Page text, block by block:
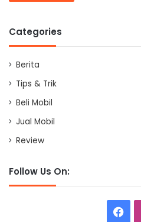
Categories
Berita
Tips & Trik
Beli Mobil
Jual Mobil
Review
Follow Us On: